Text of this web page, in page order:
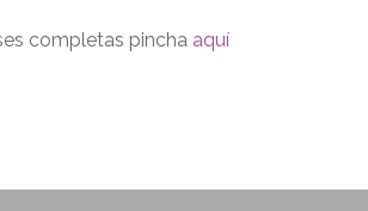
completas pincha aquí